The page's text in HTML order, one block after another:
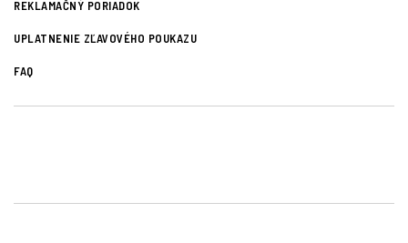
REKLAMAČNÝ PORIADOK
UPLATNENIE ZĽAVOVÉHO POUKAZU
FAQ